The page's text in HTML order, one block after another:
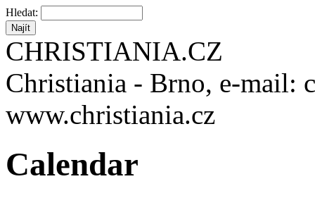
Hledat:
CHRISTIANIA.CZ
Christiania - Brno, e-mail:
www.christiania.cz
Calendar